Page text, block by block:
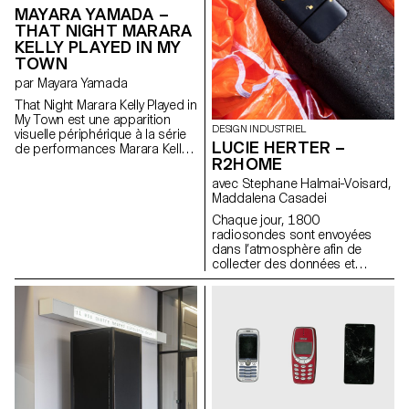
ou palmiers Qu’on sème Qui
naissent Un jardin d’Egypte ?
MAYARA YAMADA –
THAT NIGHT MARARA
KELLY PLAYED IN MY
TOWN
par Mayara Yamada
That Night Marara Kelly Played in
My Town est une apparition
visuelle périphérique à la série
de performances Marara Kelly
projet présente une série de
commencent en Amazonie
brésilienne et finissent vers le
Lac Léman. Aussi bien qu’une
banderole typique en Amazonie
fête d’autre monde, le monde
où transite Marara est magique,
DESIGN INDUSTRIEL
LUCIE HERTER –
R2HOME
avec Stephane Halmai-Voisard,
Maddalena Casadei
Chaque jour, 1800
radiosondes sont envoyées
dans l’atmosphère afin de
collecter des données et
d’établir des prévisions
instruments sont récupérés à
travers le monde. R2Home est
une solution développée par
Yohan Hadjil, étudiant à l’EPFL
pour contrer ce problème.